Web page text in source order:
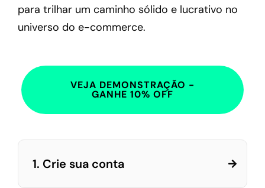
para trilhar um caminho sólido e lucrativo no
universo do e-commerce.
VEJA DEMONSTRAÇÃO -
GANHE 10% OFF
1. Crie sua conta